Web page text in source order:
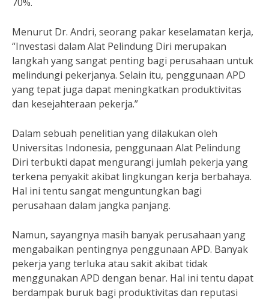
Menurut Dr. Andri, seorang pakar keselamatan kerja,
“Investasi dalam Alat Pelindung Diri merupakan
langkah yang sangat penting bagi perusahaan untuk
melindungi pekerjanya. Selain itu, penggunaan APD
yang tepat juga dapat meningkatkan produktivitas
dan kesejahteraan pekerja.”
Dalam sebuah penelitian yang dilakukan oleh
Universitas Indonesia, penggunaan Alat Pelindung
Diri terbukti dapat mengurangi jumlah pekerja yang
terkena penyakit akibat lingkungan kerja berbahaya.
Hal ini tentu sangat menguntungkan bagi
perusahaan dalam jangka panjang.
Namun, sayangnya masih banyak perusahaan yang
mengabaikan pentingnya penggunaan APD. Banyak
pekerja yang terluka atau sakit akibat tidak
menggunakan APD dengan benar. Hal ini tentu dapat
berdampak buruk bagi produktivitas dan reputasi